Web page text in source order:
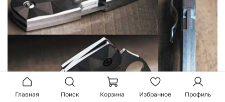
Главная Поиск Корзина Избранное Профиль